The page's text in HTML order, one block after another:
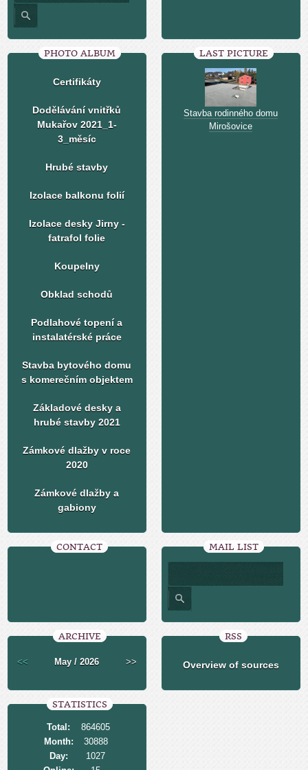
PHOTO ALBUM
Certifikáty
Dodělávání vnitřků
Mukařov 2021_1-
3_měsíc
Hrubé stavby
Izolace balkonu folií
Izolace desky Jirny -
fatrafol folie
Koupelny
Obklad schodů
Podlahové topení a
instalatérské práce
Stavba bytového domu
s komerečním objektem
Základové desky a
hrubé stavby 2021
Zámkové dlažby v roce
2020
Zámkové dlažby a
gabiony
LAST PICTURE
Stavba rodinného domu
Mirošovice
CONTACT MAIL LIST
ARCHIVE
<< May / 2026 >>
RSS
Overview of sources
STATISTICS
Total:
864605
Month:
30888
Day:
1027